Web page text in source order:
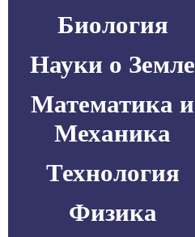
Биология
Науки о Земле
Математика и
Механика
Технология
Физика